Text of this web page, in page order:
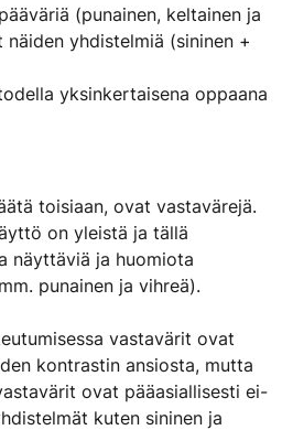
(punainen, keltainen ja
yhdistelmiä (sininen +
yksinkertaisena oppaana
toisiaan, ovat vastavärejä.
on yleistä ja tällä
näyttäviä ja huomiota
punainen ja vihreä).
vastavärit ovat
kontrastin ansiosta, mutta
ovat pääasiallisesti ei-
kuten sininen ja